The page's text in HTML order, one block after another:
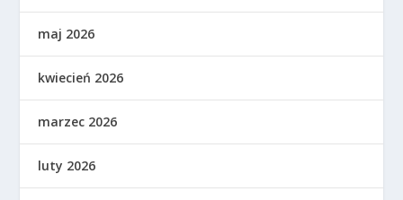
maj 2026
kwiecień 2026
marzec 2026
luty 2026